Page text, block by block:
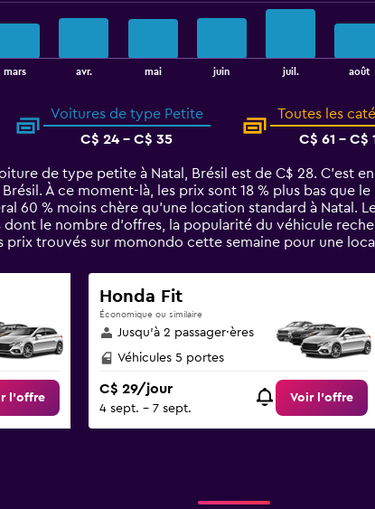
mars avr. mai juin juil. août
Voitures de type Petite
C$ 24 - C$ 35
Toutes les
C$ 61 - C$
de type petite à Natal, Brésil est de C$ 28. C’est
À ce moment-là, les prix sont 18 % plus bas que
60 % moins chère qu'une location standard à Natal.
le nombre d’offres, la popularité du véhicule
prix trouvés sur momondo cette semaine pour une
l’offre
Honda Fit
Économique ou similaire
Jusqu’à 2 passager·ères
Véhicules 5 portes
C$ 29/jour
4 sept. - 7 sept.
Voir l’offre